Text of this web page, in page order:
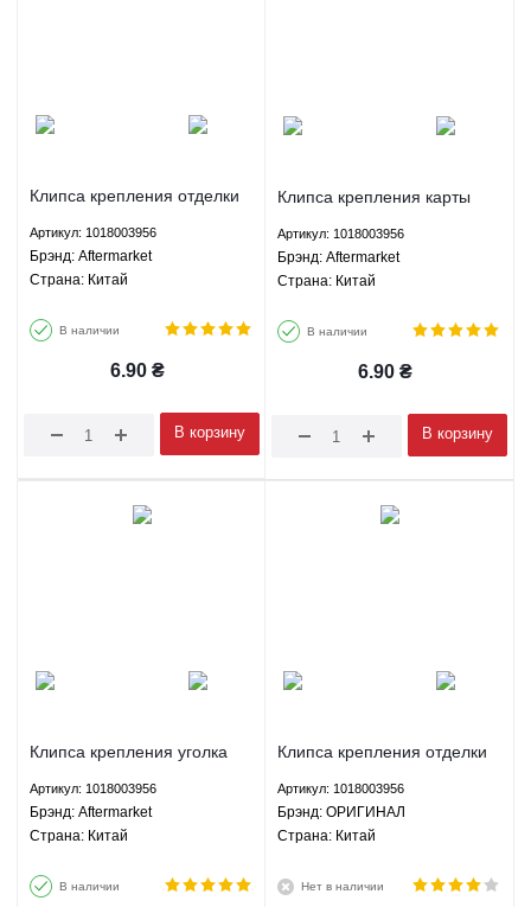
Клипса крепления отделки
Geely Emgrand EC7 1.5 1.8
МКПП АКПП - 1018003956
Aftermarket
Артикул: 1018003956
Брэнд: Aftermarket
Страна: Китай
В наличии
6.90 ₴
В корзину
Клипса крепления карты
CK MK 1.3 1.5 1.6 МКПП -
1018003956 Aftermarket
Артикул: 1018003956
Брэнд: Aftermarket
Страна: Китай
В наличии
6.90 ₴
В корзину
Клипса крепления уголка
Geely MK 1.5 1.6 МКПП -
1018003956 Aftermarket
Артикул: 1018003956
Брэнд: Aftermarket
Страна: Китай
В наличии
Клипса крепления отделки
Geely Emgrand EC7 1.5 1.8
МКПП АКПП - 1018003956
ОРИГИНАЛ
Артикул: 1018003956
Брэнд: ОРИГИНАЛ
Страна: Китай
Нет в наличии